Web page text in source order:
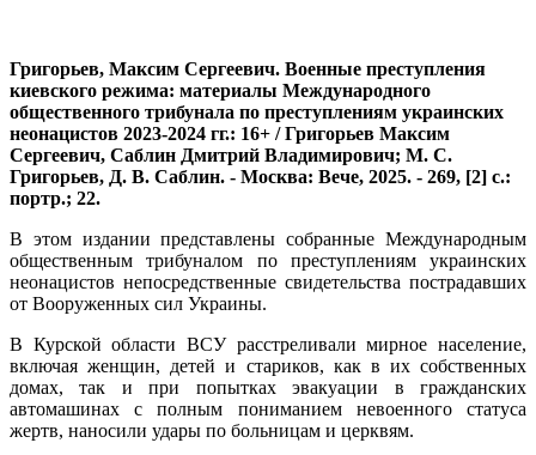
Григорьев, Максим Сергеевич. Военные преступления
киевского режима: материалы Международного
общественного трибунала по преступлениям украинских
неонацистов 2023-2024 гг.: 16+ / Григорьев Максим
Сергеевич, Саблин Дмитрий Владимирович; М. С.
Григорьев, Д. В. Саблин. - Москва: Вече, 2025. - 269, [2] с.:
портр.; 22.
В этом издании представлены собранные Международным
общественным трибуналом по преступлениям украинских
неонацистов непосредственные свидетельства пострадавших
от Вооруженных сил Украины.
В Курской области ВСУ расстреливали мирное население,
включая женщин, детей и стариков, как в их собственных
домах, так и при попытках эвакуации в гражданских
автомашинах с полным пониманием невоенного статуса
жертв, наносили удары по больницам и церквям.